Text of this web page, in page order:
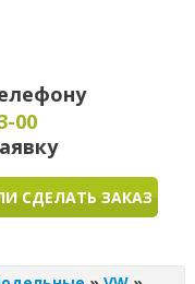
00
СДЕЛАТЬ ЗАКАЗ